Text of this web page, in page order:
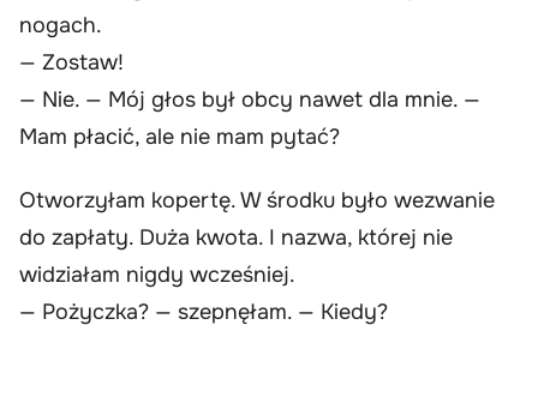
nogach.
— Zostaw!
— Nie. — Mój głos był obcy nawet dla mnie. —
Mam płacić, ale nie mam pytać?
Otworzyłam kopertę. W środku było wezwanie
do zapłaty. Duża kwota. I nazwa, której nie
widziałam nigdy wcześniej.
— Pożyczka? — szepnęłam. — Kiedy?